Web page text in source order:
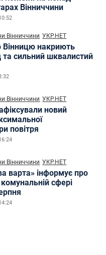
Вінниччини
Вінниччини УКР.НЕТ
Вінницю накриють
та сильний шквалистий
Вінниччини УКР.НЕТ
новий
повітря
Вінниччини УКР.НЕТ
варта» інформує про
сфері